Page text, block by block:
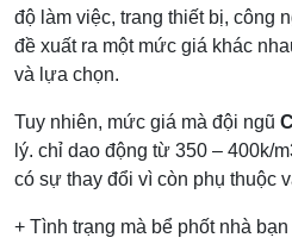
độ làm việc, trang thiết bị, công
đề xuất ra một mức giá khác
và lựa chọn.
Tuy nhiên, mức giá mà đội ngũ
lý. chỉ dao động từ 350 – 400k/
có sự thay đổi vì còn phụ thuộc
+ Tình trạng mà bể phốt nhà